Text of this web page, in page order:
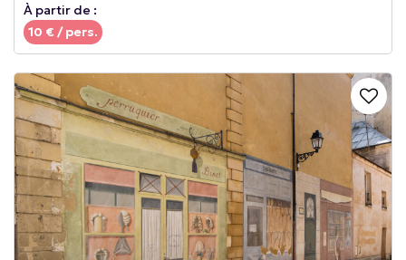
À partir de :
10 € / pers.